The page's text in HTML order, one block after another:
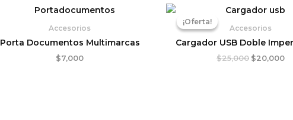
Accesorios
Porta Documentos Multimarcas
$7,000
¡Oferta!
¡Oferta!
Accesorios
Cargador USB Doble
$25,000
El
original
$25,000.
$20,000
El